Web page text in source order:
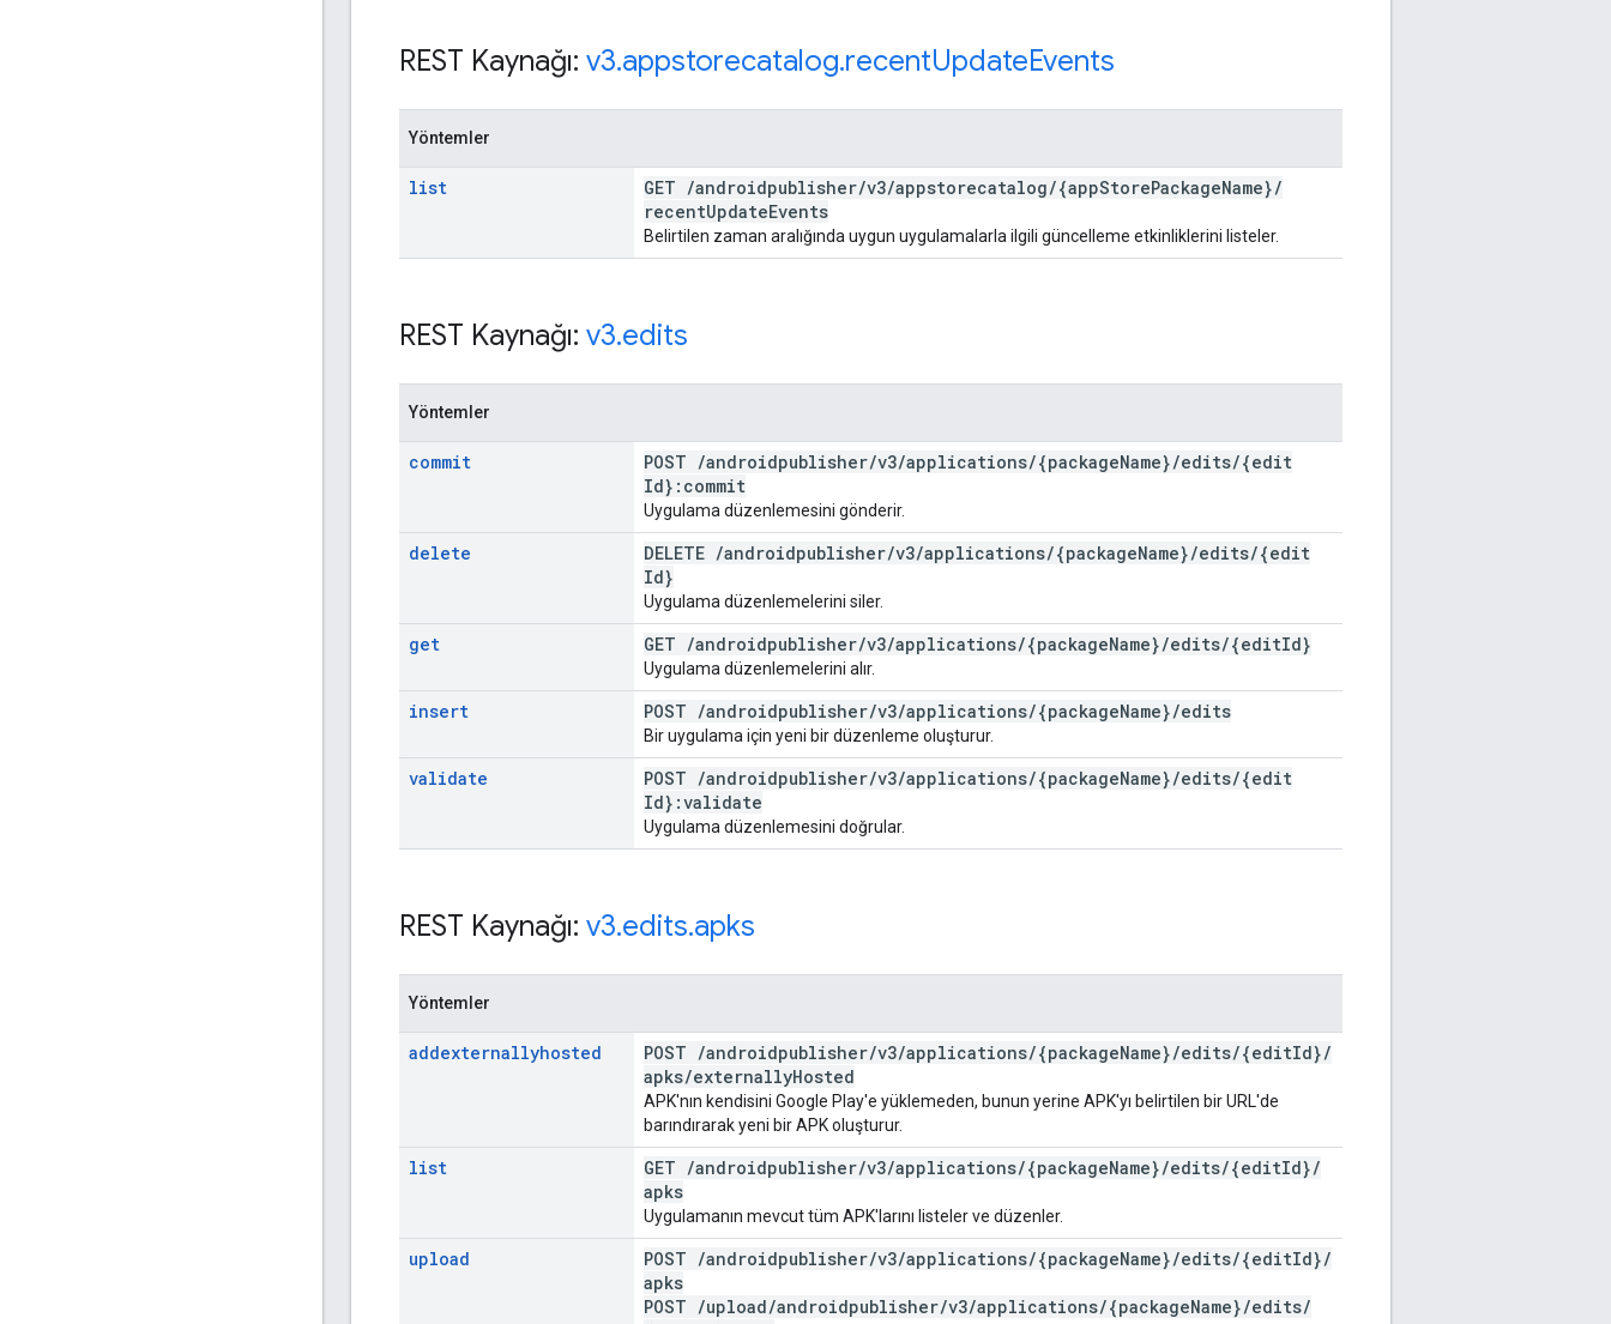
REST Kaynağı: v3.appstorecatalog.recentUpdateEvents
Yöntemler
list GET /androidpublisher/v3/appstorecatalog/{appStorePackageName}/
recentUpdateEvents
Belirtilen zaman aralığında uygun uygulamalarla ilgili güncelleme etkinliklerini listeler.
REST Kaynağı: v3.edits
Yöntemler
commit POST /androidpublisher/v3/applications/{packageName}/edits/{edit
Id}:commit
Uygulama düzenlemesini gönderir.
delete DELETE /androidpublisher/v3/applications/{packageName}/edits/{edit
Id}
Uygulama düzenlemelerini siler.
get GET /androidpublisher/v3/applications/{packageName}/edits/{editId}
Uygulama düzenlemelerini alır.
insert POST /androidpublisher/v3/applications/{packageName}/edits
Bir uygulama için yeni bir düzenleme oluşturur.
validate POST /androidpublisher/v3/applications/{packageName}/edits/{edit
Id}:validate
Uygulama düzenlemesini doğrular.
REST Kaynağı: v3.edits.apks
Yöntemler
addexternallyhosted POST /androidpublisher/v3/applications/{packageName}/edits/{editId}/
apks/externallyHosted
APK'nın kendisini Google Play'e yüklemeden, bunun yerine APK'yı belirtilen bir URL'de
barındırarak yeni bir APK oluşturur.
list GET /androidpublisher/v3/applications/{packageName}/edits/{editId}/
apks
Uygulamanın mevcut tüm APK'larını listeler ve düzenler.
upload POST /androidpublisher/v3/applications/{packageName}/edits/{editId}/
apks
POST /upload/androidpublisher/v3/applications/{packageName}/edits/